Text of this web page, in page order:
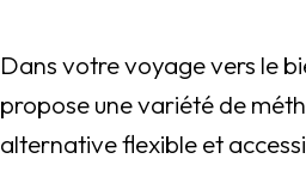
Dans votre voyage vers le
propose une variété de
alternative flexible et